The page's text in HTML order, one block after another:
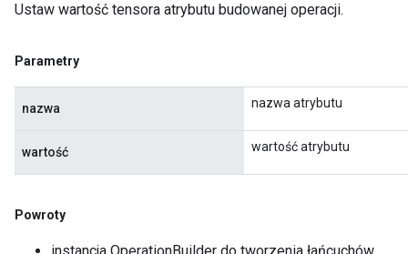
Ustaw wartość tensora atrybutu budowanej operacji.
Parametry
nazwa nazwa atrybutu
wartość wartość atrybutu
Powroty